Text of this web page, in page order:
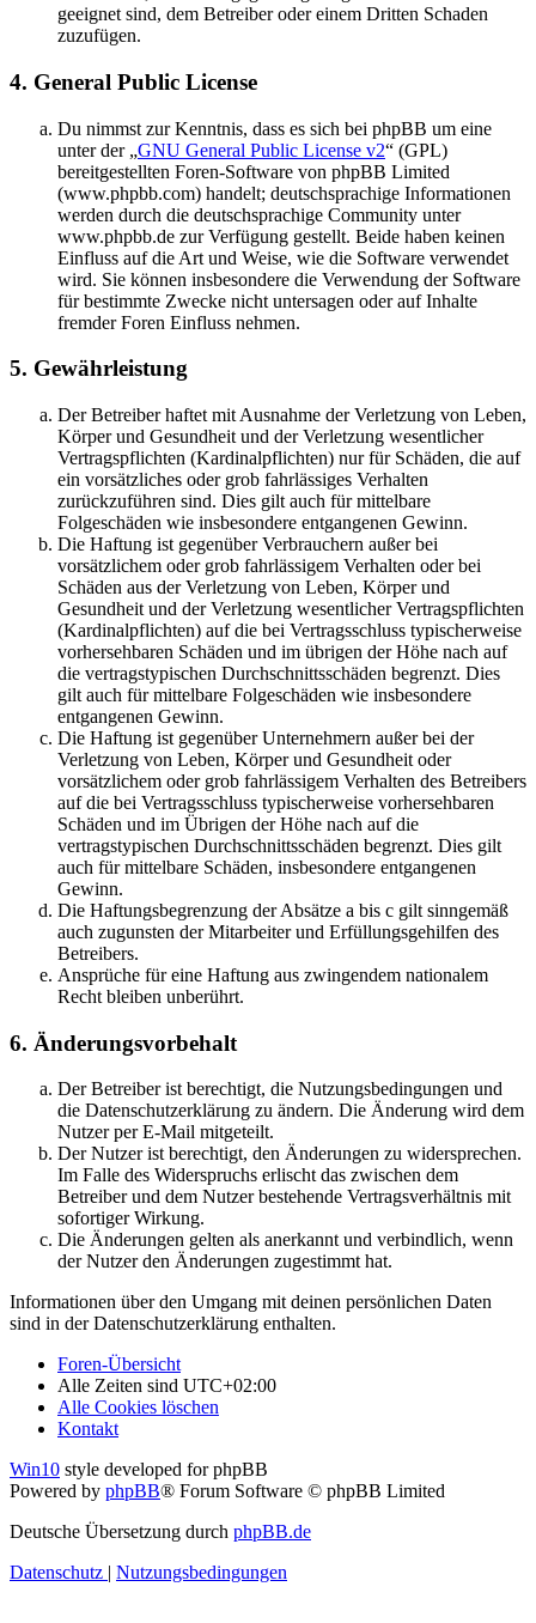
geeignet sind, dem Betreiber oder einem Dritten Schaden
zuzufügen.
4. General Public License
Du nimmst zur Kenntnis, dass es sich bei phpBB um eine
unter der „GNU General Public License v2“ (GPL)
bereitgestellten Foren-Software von phpBB Limited
(www.phpbb.com) handelt; deutschsprachige Informationen
werden durch die deutschsprachige Community unter
www.phpbb.de zur Verfügung gestellt. Beide haben keinen
Einfluss auf die Art und Weise, wie die Software verwendet
wird. Sie können insbesondere die Verwendung der Software
für bestimmte Zwecke nicht untersagen oder auf Inhalte
fremder Foren Einfluss nehmen.
5. Gewährleistung
Der Betreiber haftet mit Ausnahme der Verletzung von Leben,
Körper und Gesundheit und der Verletzung wesentlicher
Vertragspflichten (Kardinalpflichten) nur für Schäden, die auf
ein vorsätzliches oder grob fahrlässiges Verhalten
zurückzuführen sind. Dies gilt auch für mittelbare
Folgeschäden wie insbesondere entgangenen Gewinn.
Die Haftung ist gegenüber Verbrauchern außer bei
vorsätzlichem oder grob fahrlässigem Verhalten oder bei
Schäden aus der Verletzung von Leben, Körper und
Gesundheit und der Verletzung wesentlicher Vertragspflichten
(Kardinalpflichten) auf die bei Vertragsschluss typischerweise
vorhersehbaren Schäden und im übrigen der Höhe nach auf
die vertragstypischen Durchschnittsschäden begrenzt. Dies
gilt auch für mittelbare Folgeschäden wie insbesondere
entgangenen Gewinn.
Die Haftung ist gegenüber Unternehmern außer bei der
Verletzung von Leben, Körper und Gesundheit oder
vorsätzlichem oder grob fahrlässigem Verhalten des Betreibers
auf die bei Vertragsschluss typischerweise vorhersehbaren
Schäden und im Übrigen der Höhe nach auf die
vertragstypischen Durchschnittsschäden begrenzt. Dies gilt
auch für mittelbare Schäden, insbesondere entgangenen
Gewinn.
Die Haftungsbegrenzung der Absätze a bis c gilt sinngemäß
auch zugunsten der Mitarbeiter und Erfüllungsgehilfen des
Betreibers.
Ansprüche für eine Haftung aus zwingendem nationalem
Recht bleiben unberührt.
6. Änderungsvorbehalt
Der Betreiber ist berechtigt, die Nutzungsbedingungen und
die Datenschutzerklärung zu ändern. Die Änderung wird dem
Nutzer per E-Mail mitgeteilt.
Der Nutzer ist berechtigt, den Änderungen zu widersprechen.
Im Falle des Widerspruchs erlischt das zwischen dem
Betreiber und dem Nutzer bestehende Vertragsverhältnis mit
sofortiger Wirkung.
Die Änderungen gelten als anerkannt und verbindlich, wenn
der Nutzer den Änderungen zugestimmt hat.
Informationen über den Umgang mit deinen persönlichen Daten
sind in der Datenschutzerklärung enthalten.
Foren-Übersicht
Alle Zeiten sind UTC+02:00
Alle Cookies löschen
Kontakt
Win10 style developed for phpBB
Powered by phpBB® Forum Software © phpBB Limited
Deutsche Übersetzung durch phpBB.de
Datenschutz
Nutzungsbedingungen